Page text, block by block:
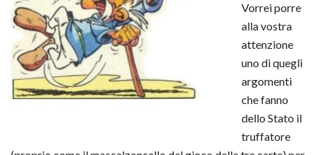
Vorrei porre
alla vostra
attenzione
uno di quegli
argomenti
che fanno
dello Stato il
truffatore